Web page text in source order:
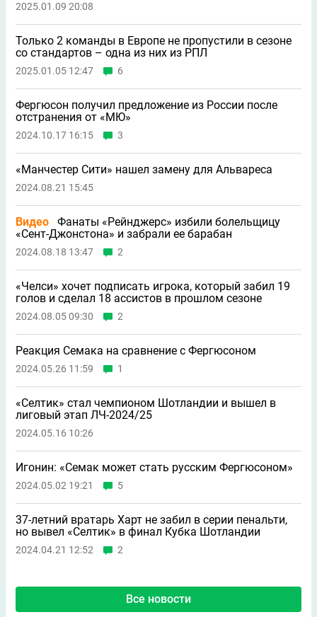
2025.01.09 20:08
Только 2 команды в Европе не пропустили в сезоне
со стандартов – одна из них из РПЛ
2025.01.05 12:47 6
Фергюсон получил предложение из России после
отстранения от «МЮ»
2024.10.17 16:15 3
«Манчестер Сити» нашел замену для Альвареса
2024.08.21 15:45
Видео
Фанаты «Рейнджерс» избили болельщицу
«Сент-Джонстона» и забрали ее барабан
2024.08.18 13:47 2
«Челси» хочет подписать игрока, который забил 19
голов и сделал 18 ассистов в прошлом сезоне
2024.08.05 09:30 2
Реакция Семака на сравнение с Фергюсоном
2024.05.26 11:59 1
«Селтик» стал чемпионом Шотландии и вышел в
лиговый этап ЛЧ-2024/25
2024.05.16 10:26
Игонин: «Семак может стать русским Фергюсоном»
2024.05.02 19:21 5
37-летний вратарь Харт не забил в серии пенальти,
но вывел «Селтик» в финал Кубка Шотландии
2024.04.21 12:52 2
Все новости